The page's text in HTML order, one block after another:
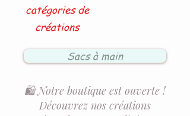
catégories de
créations
Sacs à main
🛍️ Notre boutique est ouverte !
Découvrez nos créations